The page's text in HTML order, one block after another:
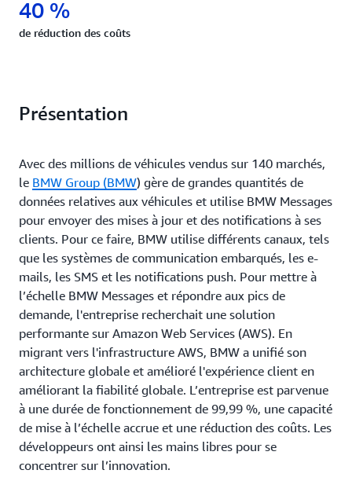
40 %
de réduction des coûts
Présentation
Avec des millions de véhicules vendus sur 140 marchés,
le BMW Group (BMW) gère de grandes quantités de
données relatives aux véhicules et utilise BMW Messages
pour envoyer des mises à jour et des notifications à ses
clients. Pour ce faire, BMW utilise différents canaux, tels
que les systèmes de communication embarqués, les e-
mails, les SMS et les notifications push. Pour mettre à
l’échelle BMW Messages et répondre aux pics de
demande, l'entreprise recherchait une solution
performante sur Amazon Web Services (AWS). En
migrant vers l'infrastructure AWS, BMW a unifié son
architecture globale et amélioré l'expérience client en
améliorant la fiabilité globale. L’entreprise est parvenue
à une durée de fonctionnement de 99,99 %, une capacité
de mise à l’échelle accrue et une réduction des coûts. Les
développeurs ont ainsi les mains libres pour se
concentrer sur l’innovation.